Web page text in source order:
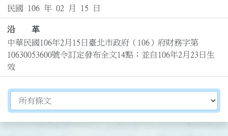
民國 106 年 02 月 15 日
沿 革
中華民國106年2月15日臺北市政府（106）府財務字第
10630053600號令訂定發布全文14點；並自106年2月23日生
效
切換選擇法規資訊內容